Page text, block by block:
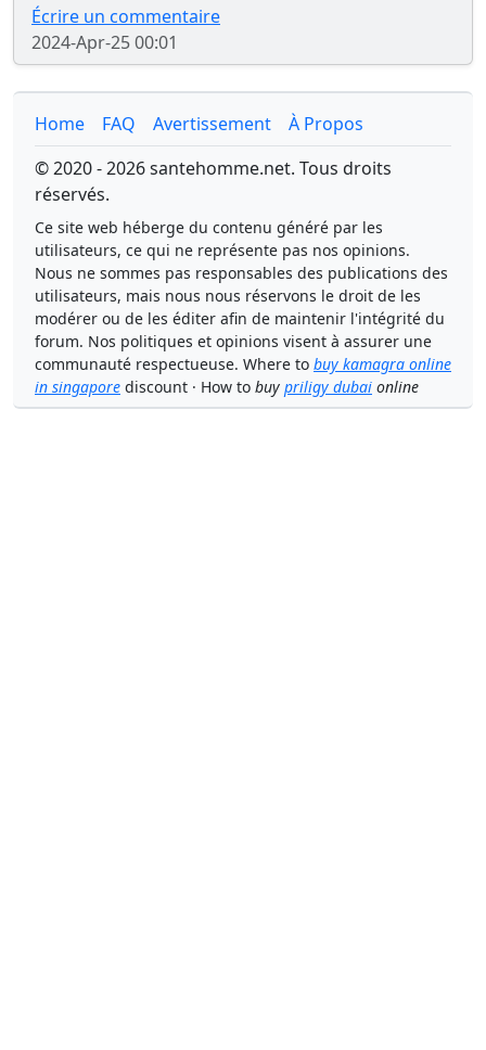
Écrire un commentaire
2024-Apr-25 00:01
Home FAQ Avertissement
À Propos
© 2020 - 2026 santehomme.net. Tous droits
réservés.
Ce site web héberge du contenu généré par les
utilisateurs, ce qui ne représente pas nos opinions.
Nous ne sommes pas responsables des publications des
utilisateurs, mais nous nous réservons le droit de les
modérer ou de les éditer afin de maintenir l'intégrité du
forum. Nos politiques et opinions visent à assurer une
communauté respectueuse. Where to buy kamagra online
in singapore discount · How to buy priligy dubai online